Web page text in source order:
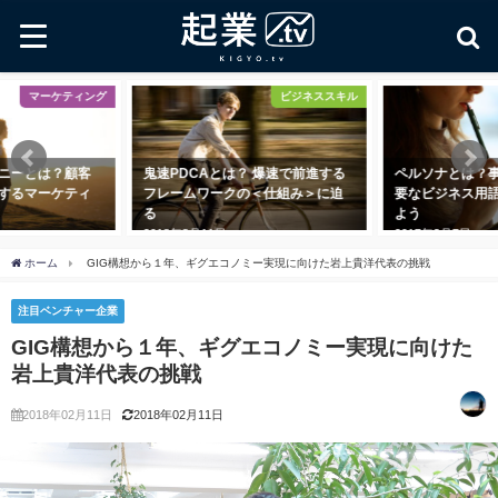
マーケティング
ーとは？顧客
るマーケティ
ビジネススキル
鬼速PDCAとは？ 爆速で前進する
フレームワークの＜仕組み＞に迫
る
2018年8月11日
ペルソナとは？
要なビジネス用
よう
2017年3月7日
ホーム GIG構想から１年、ギグエコノミー実現に向けた岩上貴洋代表の挑戦
注目ベンチャー企業
GIG構想から１年、ギグエコノミー実現に向けた
岩上貴洋代表の挑戦
2018年02月11日 2018年02月11日